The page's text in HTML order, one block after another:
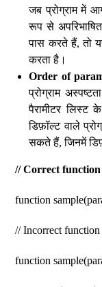
जब प्रोग्राम में
रूप से
पास करते हैं, तो
करता है।
Order of
प्रोग्राम
पैरामीटर लिस्ट
डिफ़ॉल्ट वाले
सकते हैं, जिनमें
// Correct
function
// Incorrect function
function